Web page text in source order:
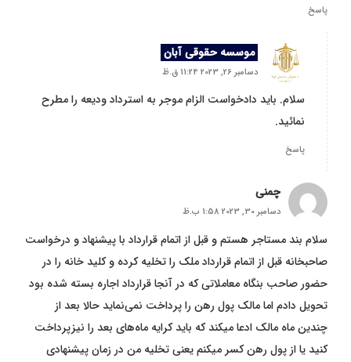
پاسخ
موسسه حقوقی آبان
دسامبر 26, 2023 11:24 ق.ظ
سلام. باید دادخواست الزام موجر به استرداد ودیعه را مطرح
نمائید.
پاسخ
چمنی
دسامبر 30, 2023 1:58 ب.ظ
سلام بند مستاجر هستم و قبل از اتمام قرارداد با پیشنهاد و درخواست
صاحبخانه قبل از اتمام قرارداد ملک را تخلیه کرده و کلید خانه را در
حضور صاحب بنگاه معاملاتی که در آنجا قرارداد اجاره بسته شده بود
تحویل دادم اما مالک پول رهن را پرداخت نمی‌نماید حالا بعد از
چندین ماه مالک ادعا میکند که باید کرایه ماه‌های بعد را نیزپرداخت
کنید یا از پول رهن کسر میکنم یعنی تخلیه من در زمان پیشنهادی